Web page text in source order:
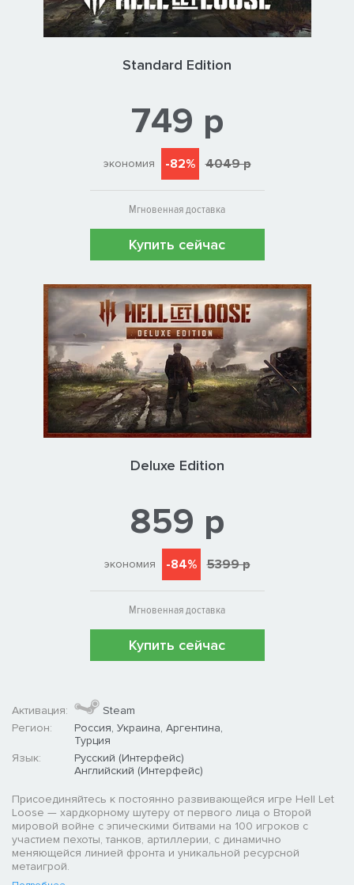
Standard Edition
749 р
экономия -82% 4049 р
Мгновенная доставка
Купить сейчас
Deluxe Edition
859 р
экономия -84% 5399 р
Мгновенная доставка
Купить сейчас
Активация:
Steam
Регион:
Россия, Украина, Аргентина,
Турция
Язык:
Русский (Интерфейс)
Английский (Интерфейс)
Присоединяйтесь к постоянно развивающейся игре Hell Let
Loose — хардкорному шутеру от первого лица о Второй
мировой войне с эпическими битвами на 100 игроков с
участием пехоты, танков, артиллерии, с динамично
меняющейся линией фронта и уникальной ресурсной
метаигрой.